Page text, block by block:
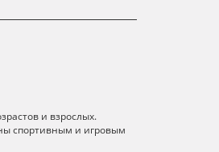
и взрослых.
спортивным и игровым